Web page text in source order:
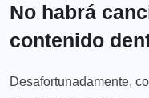
No habrá
contenido
Desafortunadamente,